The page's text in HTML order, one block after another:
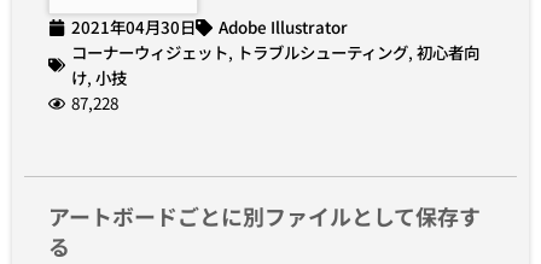
2021年04月30日
Adobe Illustrator
コーナーウィジェット, トラブルシューティング, 初心者向
け, 小技
87,228
アートボードごとに別ファイルとして保存す
る